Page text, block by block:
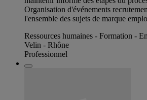
Organisation d'événements
l'ensemble des sujets de marque
Ressources humaines - Formation -
Velin - Rhône
Professionnel